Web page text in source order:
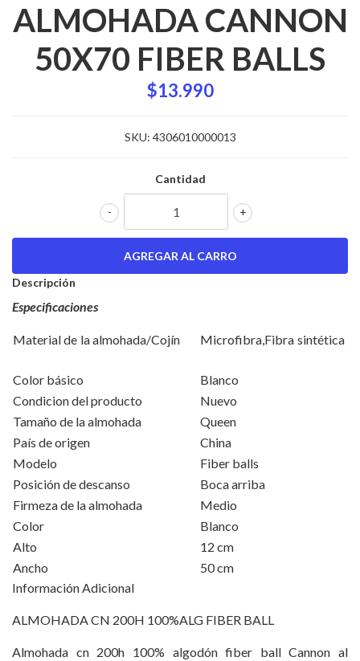
ALMOHADA CANNON
50X70 FIBER BALLS
$13.990
SKU: 4306010000013
Cantidad
+
-
Descripción
Especificaciones
Material de la almohada/Cojín Microfibra,Fibra sintética
Color básico
Blanco
Condicion del producto
Nuevo
Tamaño de la almohada
Queen
País de origen
China
Modelo
Fiber balls
Posición de descanso
Boca arriba
Firmeza de la almohada
Medio
Color
Blanco
Alto
12 cm
Ancho
50 cm
Información Adicional
ALMOHADA CN 200H 100%ALG FIBER BALL
Almohada cn 200h 100% algodón fiber ball Cannon al